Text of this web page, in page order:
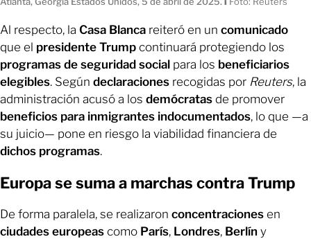
Al respecto, la Casa Blanca reiteró en un comunicado
que el presidente Trump continuará protegiendo los
programas de seguridad social para los beneficiarios
elegibles. Según declaraciones recogidas por Reuters, la
administración acusó a los demócratas de promover
beneficios para inmigrantes indocumentados, lo que —a
su juicio— pone en riesgo la viabilidad financiera de
dichos programas.
Europa se suma a marchas contra Trump
De forma paralela, se realizaron concentraciones en
ciudades europeas como París, Londres, Berlín y